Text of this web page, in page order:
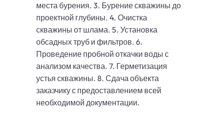
места бурения. 3. Бурение скважины до
проектной глубины. 4. Очистка
скважины от шлама. 5. Установка
обсадных труб и фильтров. 6.
Проведение пробной откачки воды с
анализом качества. 7. Герметизация
устья скважины. 8. Сдача объекта
заказчику с предоставлением всей
необходимой документации.